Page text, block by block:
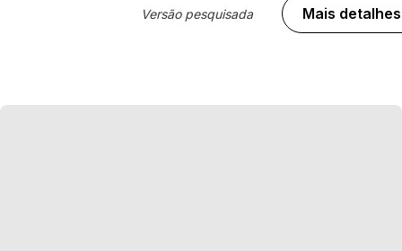
Versão pesquisada Mais detalhes